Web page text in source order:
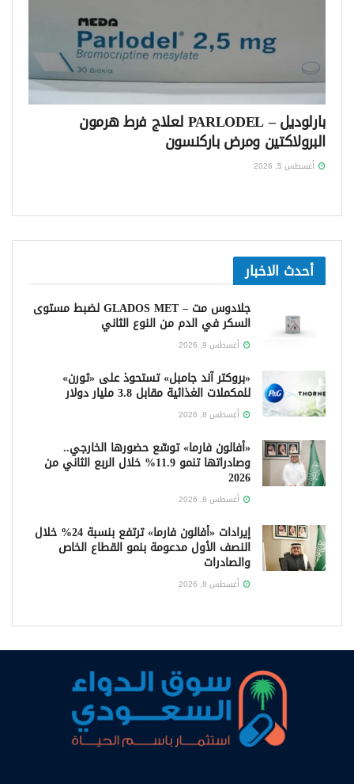
بارلوديل – PARLODEL لعلاج فرط هرمون
البرولاكتين ومرض باركنسون
أغسطس 5, 2026
أحدث الاخبار
جلادوس مت – GLADOS MET لضبط مستوى
السكر في الدم من النوع الثاني
أغسطس 9, 2026
«بروكتر آند جامبل» تستحوذ على «ثورن»
للمكملات الغذائية مقابل 3.8 مليار دولار
أغسطس 8, 2026
«أفالون فارما» توسّع حضورها الخارجي..
وصادراتها تنمو 11.9% خلال الربع الثاني من
2026
أغسطس 8, 2026
إيرادات «أفالون فارما» ترتفع بنسبة 24% خلال
النصف الأول مدعومة بنمو القطاع الخاص
والصادرات
أغسطس 8, 2026